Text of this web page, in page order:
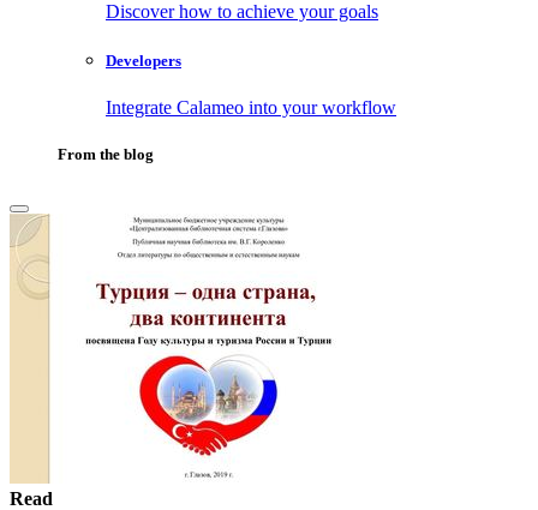
Discover how to achieve your goals
Developers
Integrate Calameo into your workflow
From the blog
Read